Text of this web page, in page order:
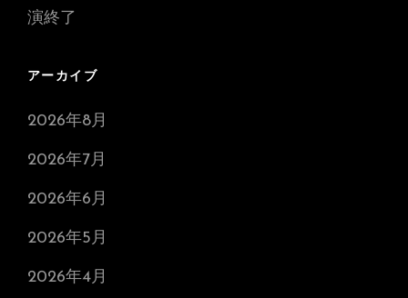
演終了
アーカイブ
2026年8月
2026年7月
2026年6月
2026年5月
2026年4月